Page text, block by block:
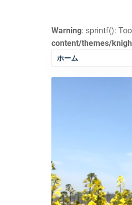
Warning: sprintf():
content/themes/
ホーム